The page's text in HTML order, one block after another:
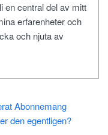
en central del av mitt
erfarenheter och
och njuta av
Abonnemang
den egentligen?